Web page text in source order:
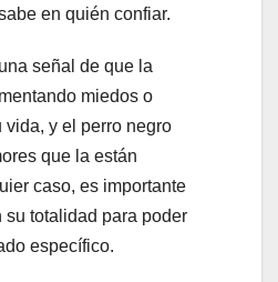
en quién confiar.
señal de que la
miedos o
y el perro negro
que la están
caso, es importante
totalidad para poder
específico.